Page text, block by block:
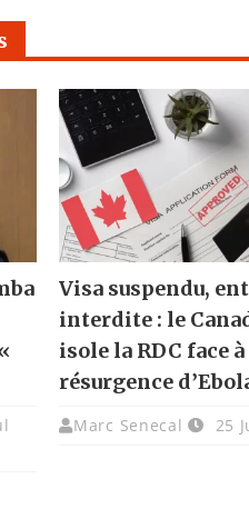
Visa suspendu,
interdite : le
isole la RDC face
résurgence
Marc Senecal 25